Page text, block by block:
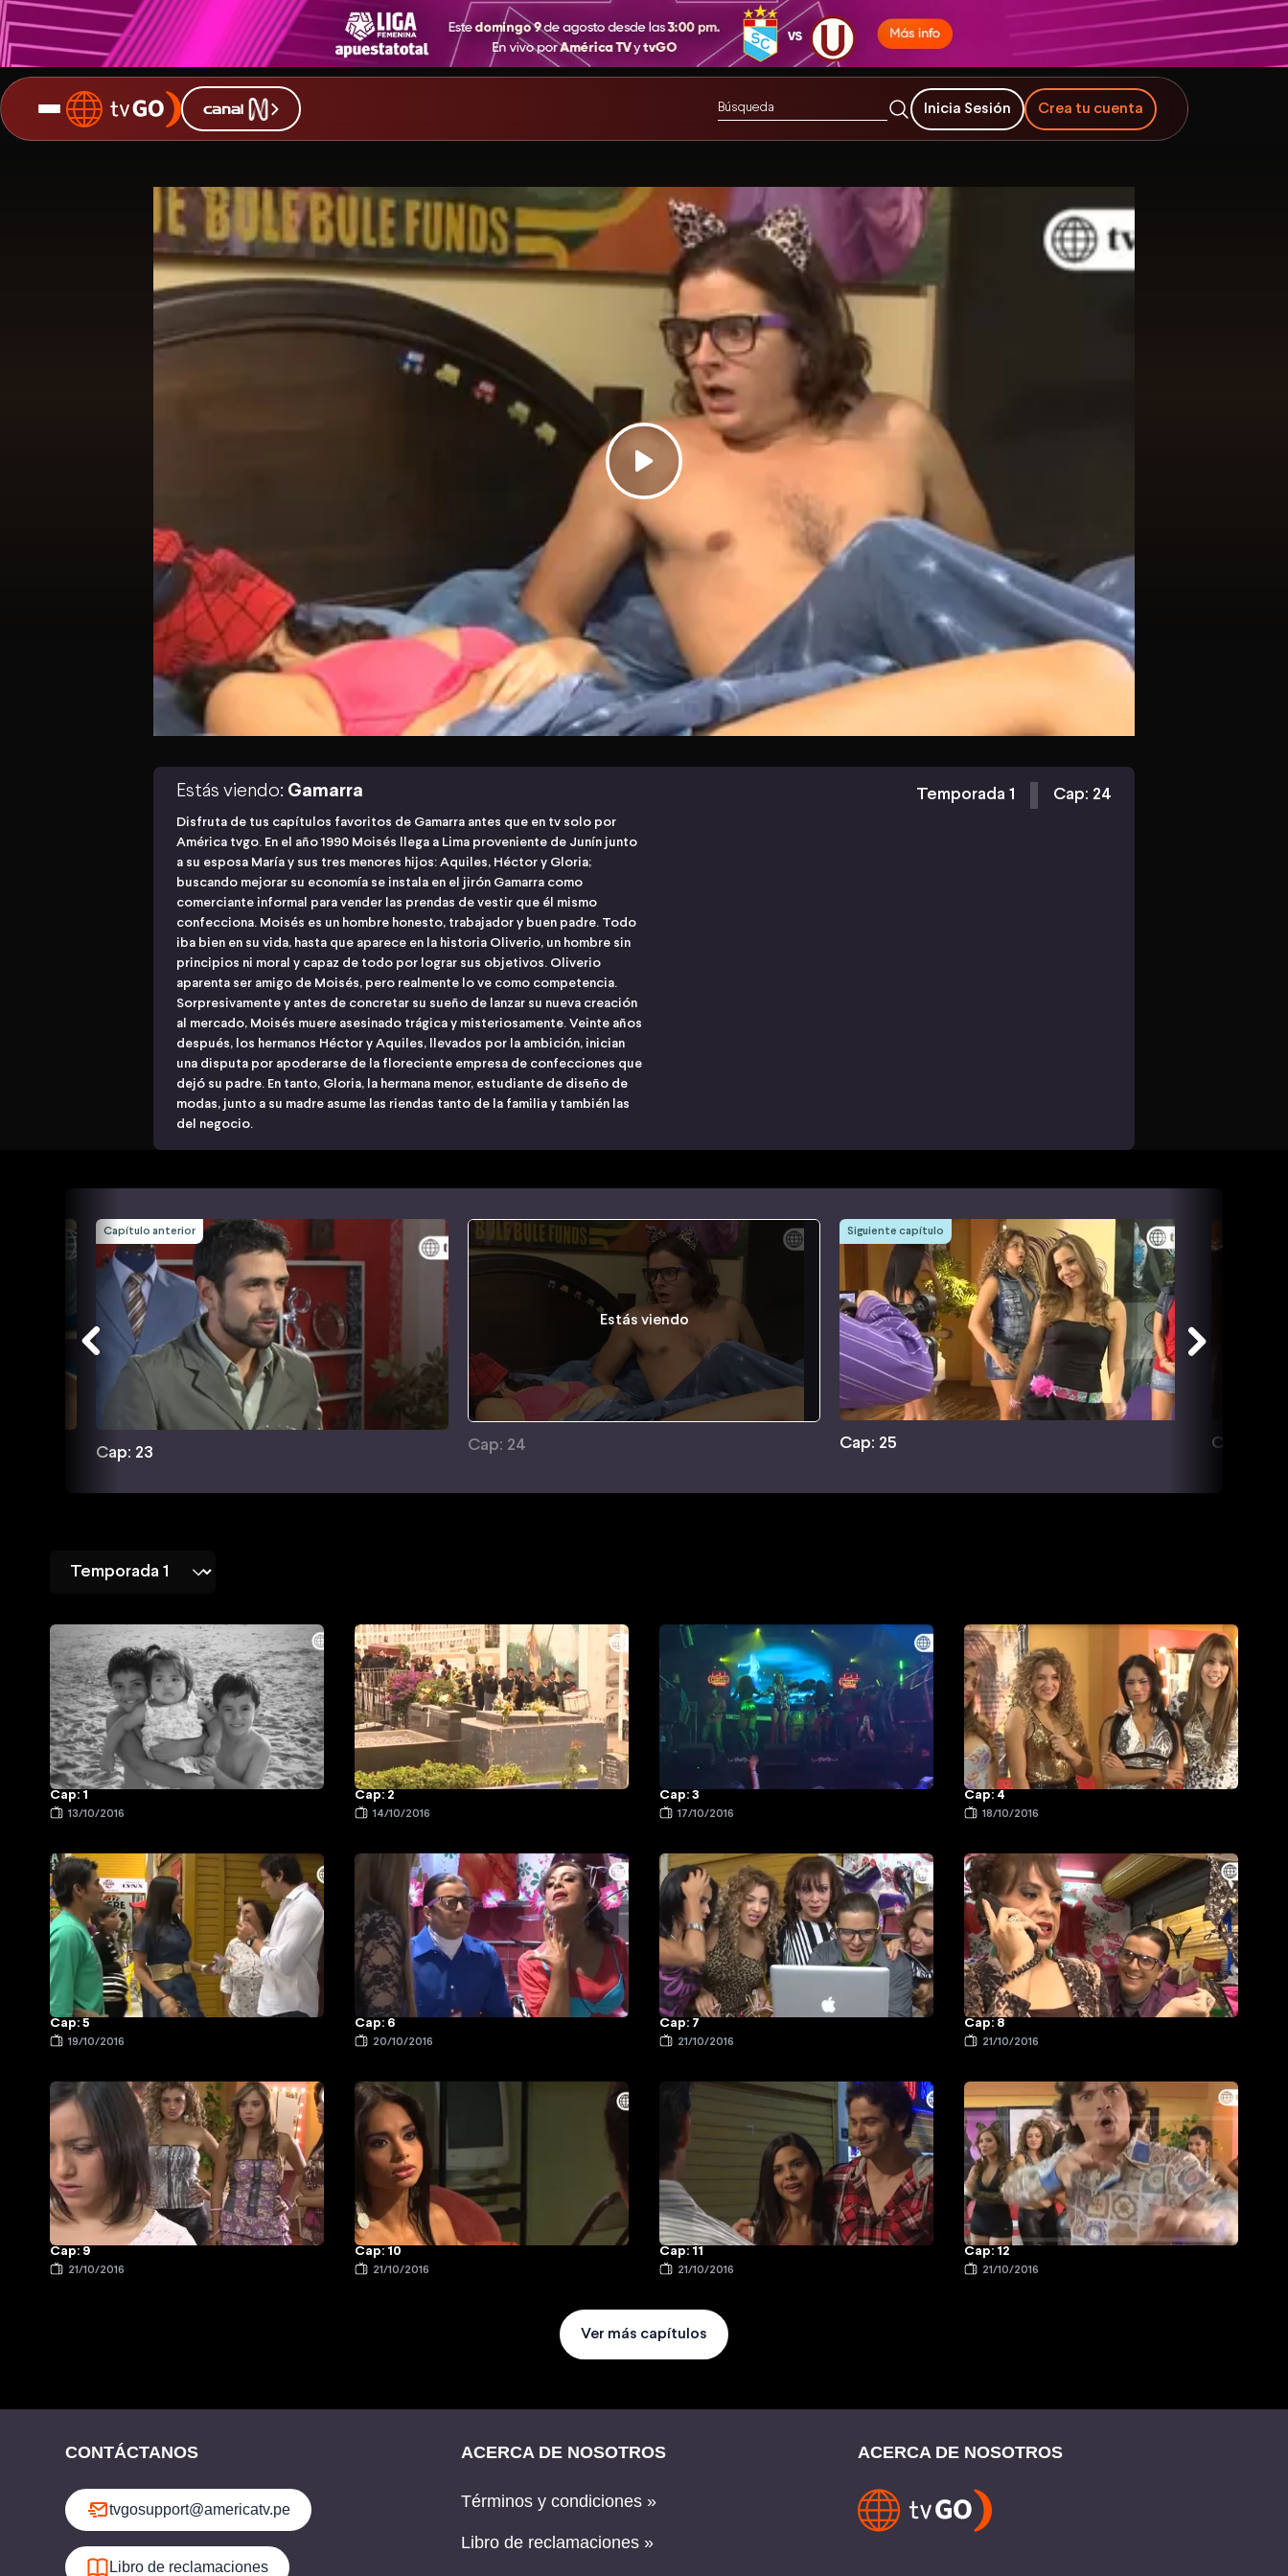
Inicia Sesión Crea tu cuenta
Estás viendo: Gamarra
Disfruta de tus capítulos favoritos de Gamarra antes que en tv solo por
América tvgo. En el año 1990 Moisés llega a Lima proveniente de Junín junto
a su esposa María y sus tres menores hijos: Aquiles, Héctor y Gloria;
buscando mejorar su economía se instala en el jirón Gamarra como
comerciante informal para vender las prendas de vestir que él mismo
confecciona. Moisés es un hombre honesto, trabajador y buen padre. Todo
iba bien en su vida, hasta que aparece en la historia Oliverio, un hombre sin
principios ni moral y capaz de todo por lograr sus objetivos. Oliverio
aparenta ser amigo de Moisés, pero realmente lo ve como competencia.
Sorpresivamente y antes de concretar su sueño de lanzar su nueva creación
al mercado, Moisés muere asesinado trágica y misteriosamente. Veinte años
después, los hermanos Héctor y Aquiles, llevados por la ambición, inician
una disputa por apoderarse de la floreciente empresa de confecciones que
dejó su padre. En tanto, Gloria, la hermana menor, estudiante de diseño de
modas, junto a su madre asume las riendas tanto de la familia y también las
del negocio.
Temporada 1 Cap: 24
Capítulo anterior
Cap: 23
Estás viendo
Cap: 24
Siguiente capítulo
Cap: 25 Cap: 26
Cap: 1
13/10/2016
Cap: 2
14/10/2016
Cap: 3
17/10/2016
Cap: 4
18/10/2016
Cap: 5
19/10/2016
Cap: 6
20/10/2016
Cap: 7
21/10/2016
Cap: 8
21/10/2016
Cap: 9
21/10/2016
Cap: 10
21/10/2016
Cap: 11
21/10/2016
Cap: 12
21/10/2016
Ver más capítulos
CONTÁCTANOS
tvgosupport@americatv.pe
Libro de reclamaciones
ACERCA DE NOSOTROS
Términos y condiciones »
Libro de reclamaciones »
ACERCA DE NOSOTROS